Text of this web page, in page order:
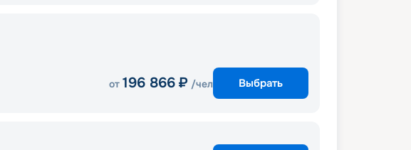
от 196 866 ₽ /чел Выбрать